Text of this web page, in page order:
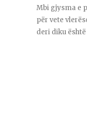
Mbi gjysma e
për vete
deri diku